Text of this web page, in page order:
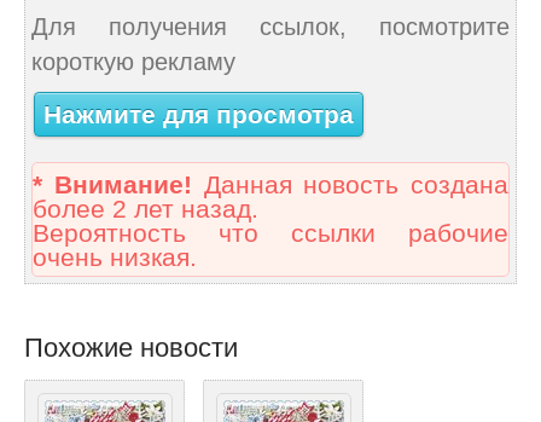
Для получения ссылок, посмотрите
короткую рекламу
Нажмите для просмотра
* Внимание! Данная новость создана
более 2 лет назад.
Вероятность что ссылки рабочие
очень низкая.
Похожие новости